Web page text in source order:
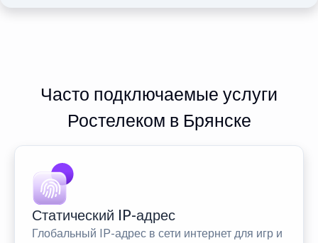
Часто подключаемые услуги
Ростелеком в Брянске
Статический IP-адрес
Глобальный IP-адрес в сети интернет для игр и